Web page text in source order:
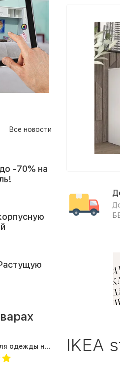
с
IKEA
Все новости
-70% на
Вешалка для одежды настенная в прихожую Оливия Н2, экокожа молочная